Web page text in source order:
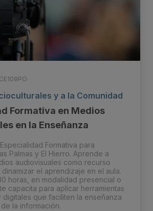
y a la Comunidad
Formativa en Medios
en la Enseñanza
Formativa para
Palmas y El Hierro. Aprende a
audiovisuales como recurso
el aprendizaje en el aula.
horas, en modalidad presencial o
capacita para aplicar herramientas
digitales que faciliten la enseñanza
la información.